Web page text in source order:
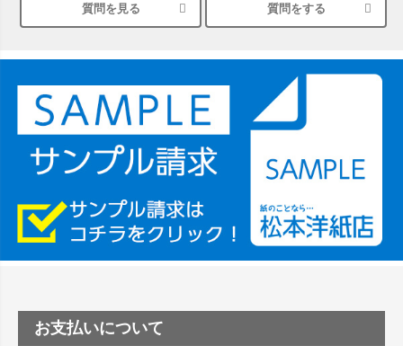
シルバーペーパーにEPSON EP-30VAで印刷するときの設定は？
塩ビのロール紙で離型紙が透明の商品はありますか
つや消し半透明ラベルのロールタイプはありますか？
縦420mm×横650mmの包装紙に適した紙はありますか？
質問を見る 質問をする
お支払いについて